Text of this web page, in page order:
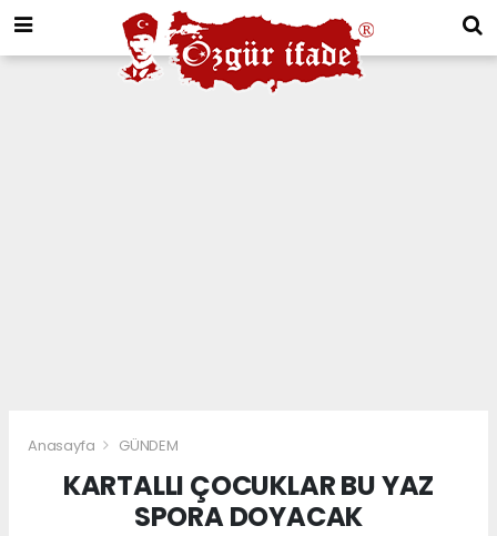
Anasayfa GÜNDEM
KARTALLI ÇOCUKLAR BU YAZ
SPORA DOYACAK